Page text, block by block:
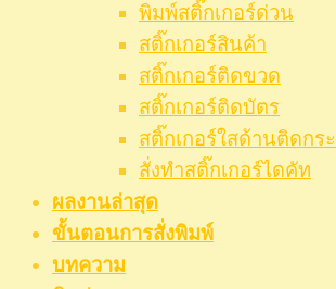
พิมพ์สติ๊กเกอร์ด่วน
สติ๊กเกอร์สินค้า
สติ๊กเกอร์ติดขวด
สติ๊กเกอร์ติดบัตร
สติ๊กเกอร์ใสด้านติดกร
สั่งทําสติ๊กเกอร์ไดคัท
ผลงานล่าสุด
ขั้นตอนการสั่งพิมพ์
บทความ